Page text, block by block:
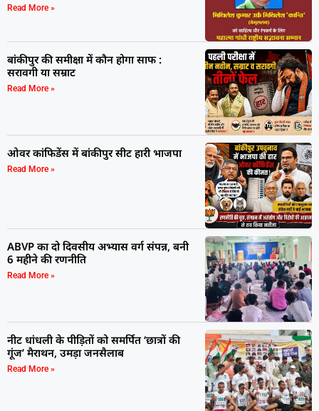
Read More »
बांकीपुर की समीक्षा में कौन होगा साफ :
सरावगी या सम्राट
Read More »
ओवर कांफिडेंस में बांकीपुर सीट हारी भाजपा
Read More »
ABVP का दो दिवसीय अभ्यास वर्ग संपन्न, बनी
6 महीने की रणनीति
Read More »
नीट धांधली के पीड़ितों को समर्पित ‘छात्रों की
गूंज’ मैराथन, उमड़ा जनसैलाब
Read More »